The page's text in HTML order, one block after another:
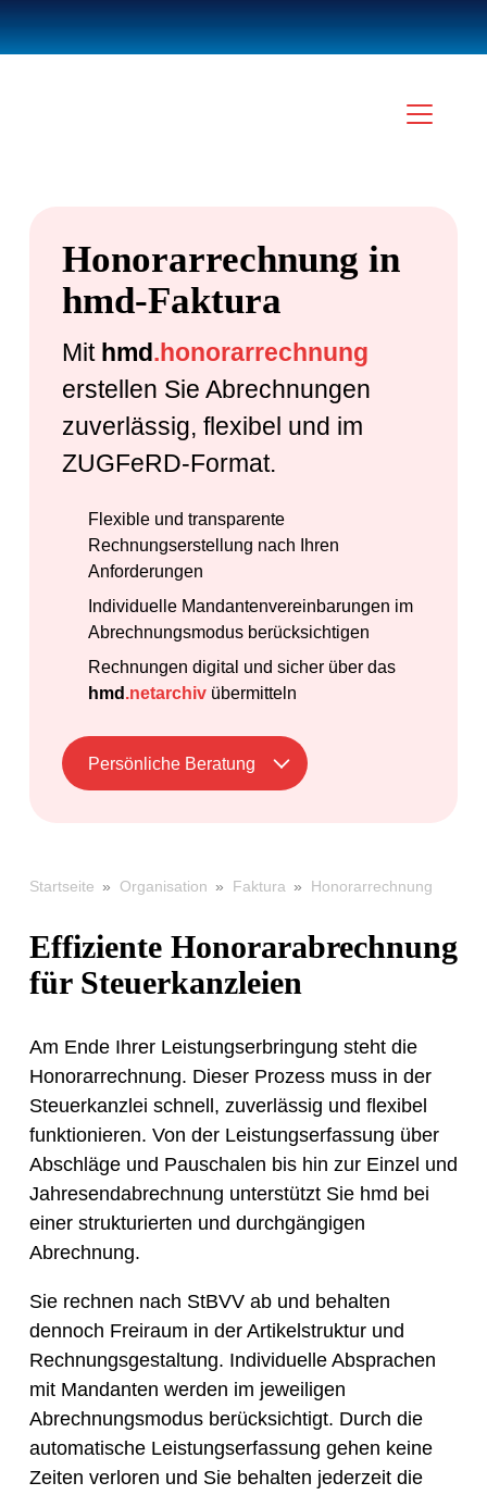
Honorarrechnung in
hmd-Faktura
Mit hmd.honorarrechnung
erstellen Sie Abrechnungen
zuverlässig, flexibel und im
ZUGFeRD-Format.
Flexible und transparente
Rechnungserstellung nach Ihren
Anforderungen
Individuelle Mandantenvereinbarungen im
Abrechnungsmodus berücksichtigen
Rechnungen digital und sicher über das
hmd .netarchivübermitteln
Persönliche Beratung
Startseite » Organisation » Faktura » Honorarrechnung
Effiziente Honorarabrechnung
für Steuerkanzleien
Am Ende Ihrer Leistungserbringung steht die
Honorarrechnung. Dieser Prozess muss in der
Steuerkanzlei schnell, zuverlässig und flexibel
funktionieren. Von der Leistungserfassung über
Abschläge und Pauschalen bis hin zur Einzel und
Jahresendabrechnung unterstützt Sie hmd bei
einer strukturierten und durchgängigen
Abrechnung.
Sie rechnen nach StBVV ab und behalten
dennoch Freiraum in der Artikelstruktur und
Rechnungsgestaltung. Individuelle Absprachen
mit Mandanten werden im jeweiligen
Abrechnungsmodus berücksichtigt. Durch die
automatische Leistungserfassung gehen keine
Zeiten verloren und Sie behalten jederzeit die